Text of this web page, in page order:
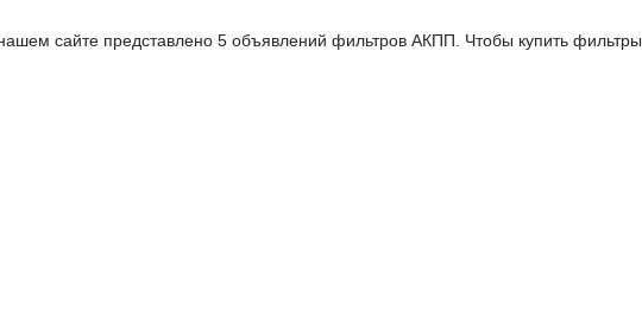
сайте представлено 5 объявлений фильтров АКПП. Чтобы купить